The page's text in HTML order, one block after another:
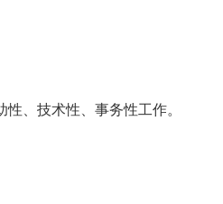
、技术性、事务性工作。